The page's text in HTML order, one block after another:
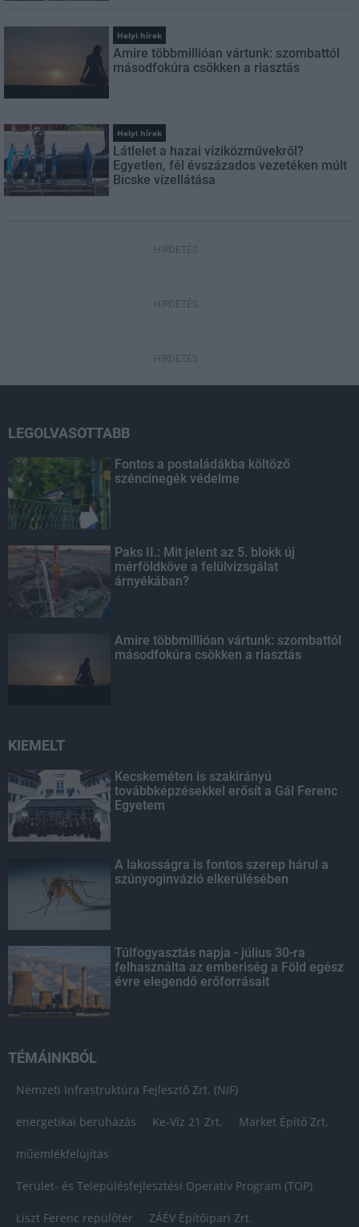
Helyi hírek
Amire többmillióan vártunk: szombattól
másodfokúra csökken a riasztás
Helyi hírek
Látlelet a hazai víziközművekről?
Egyetlen, fél évszázados vezetéken múlt
Bicske vízellátása
HIRDETÉS
HIRDETÉS
HIRDETÉS
LEGOLVASOTTABB
Fontos a postaládákba költöző
széncinegék védelme
Paks II.: Mit jelent az 5. blokk új
mérföldköve a felülvizsgálat
árnyékában?
Amire többmillióan vártunk: szombattól
másodfokúra csökken a riasztás
KIEMELT
Kecskeméten is szakirányú
továbbképzésekkel erősít a Gál Ferenc
Egyetem
A lakosságra is fontos szerep hárul a
szúnyoginvázió elkerülésében
Túlfogyasztás napja - július 30-ra
felhasználta az emberiség a Föld egész
évre elegendő erőforrásait
TÉMÁINKBÓL
Nemzeti Infrastruktúra Fejlesztő Zrt. (NIF)
energetikai beruházás Ke-Víz 21 Zrt. Market Építő Zrt.
műemlékfelújítás
Terület- és Településfejlesztési Operatív Program (TOP)
Liszt Ferenc repülőtér ZÁÉV Építőipari Zrt.